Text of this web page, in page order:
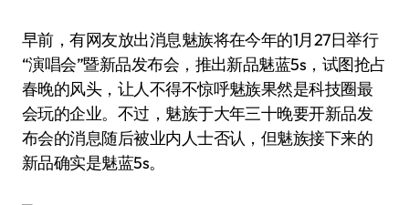
早前，有网友放出消息魅族将在今年的1月27日举行
“演唱会”暨新品发布会，推出新品魅蓝5s，试图抢占
春晚的风头，让人不得不惊呼魅族果然是科技圈最
会玩的企业。不过，魅族于大年三十晚要开新品发
布会的消息随后被业内人士否认，但魅族接下来的
新品确实是魅蓝5s。